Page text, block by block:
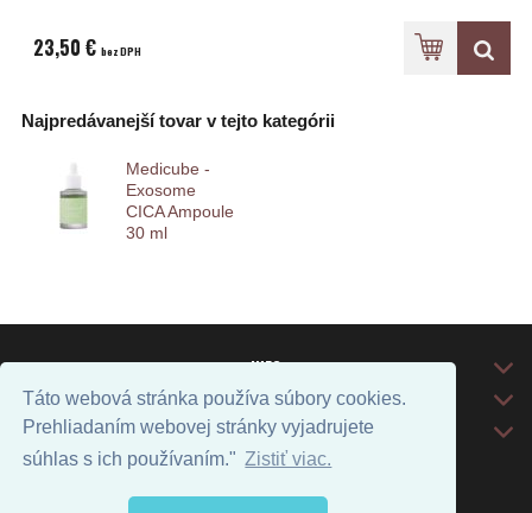
Táto webová stránka používa súbory cookies.
Prehliadaním webovej stránky vyjadrujete
súhlas s ich používaním." Zistiť viac.
23,50 € bez DPH
Najpredávanejší tovar v tejto kategórii
Medicube -
Exosome
CICA Ampoule
30 ml
INFO
DODANIE TOVARU
KONTAKT
Prepnúť zobrazenie na plnú verziu